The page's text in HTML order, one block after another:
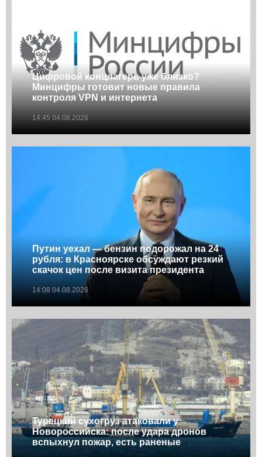
Цифровой концлагерь уже близко?
Минцифры готовит новые правила
контроля VPN и интернета
14:45 04.08.2026
Путин уехал — бензин подорожал на 24
рубля: в Красноярске обсуждают резкий
скачок цен после визита президента
14:08 04.08.2026
Турецкий сухогруз атаковали у
Новороссийска: после удара дронов
вспыхнул пожар, есть раненые